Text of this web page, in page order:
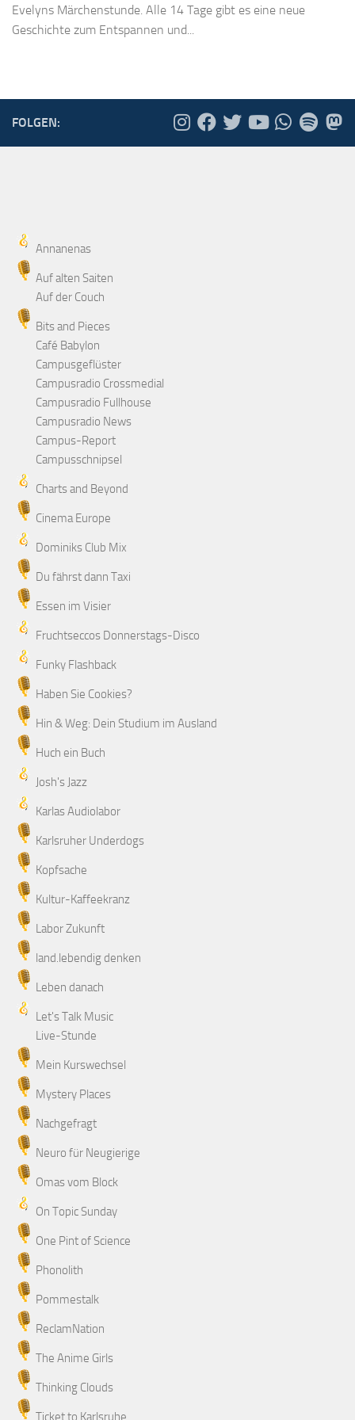
Evelyns Märchenstunde. Alle 14 Tage gibt es eine neue
Geschichte zum Entspannen und...
FOLGEN:
Annanenas
Auf alten Saiten
Auf der Couch
Bits and Pieces
Café Babylon
Campusgeflüster
Campusradio Crossmedial
Campusradio Fullhouse
Campusradio News
Campus-Report
Campusschnipsel
Charts and Beyond
Cinema Europe
Dominiks Club Mix
Du fährst dann Taxi
Essen im Visier
Fruchtseccos Donnerstags-Disco
Funky Flashback
Haben Sie Cookies?
Hin & Weg: Dein Studium im Ausland
Huch ein Buch
Josh's Jazz
Karlas Audiolabor
Karlsruher Underdogs
Kopfsache
Kultur-Kaffeekranz
Labor Zukunft
land.lebendig denken
Leben danach
Let's Talk Music
Live-Stunde
Mein Kurswechsel
Mystery Places
Nachgefragt
Neuro für Neugierige
Omas vom Block
On Topic Sunday
One Pint of Science
Phonolith
Pommestalk
ReclamNation
The Anime Girls
Thinking Clouds
Ticket to Karlsruhe